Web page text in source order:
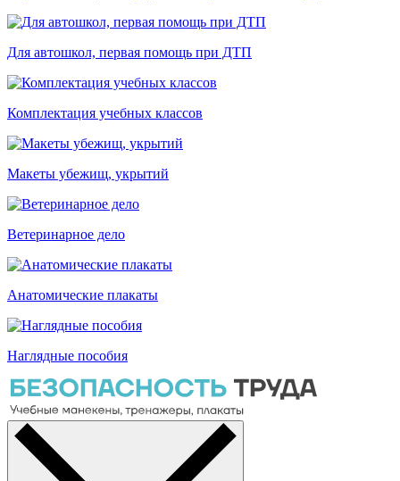
Для автошкол, первая помощь при ДТП
Комплектация учебных классов
Макеты убежищ, укрытий
Ветеринарное дело
Анатомические плакаты
Наглядные пособия